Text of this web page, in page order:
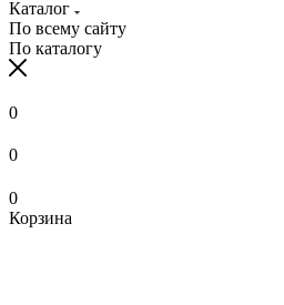
Каталог
По всему сайту
По каталогу
0
0
0
Корзина